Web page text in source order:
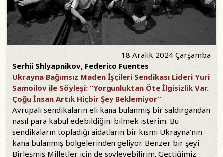
18 Aralık 2024 Çarşamba
Serhii Shlyapnikov, Federico Fuentes
Ukrayna Bağımsız Maden İşçileri Sendikası Lideri Yuri
Samoilov ile Söyleşi: “Yorgunluktan Öte İlgisizlik Var.
Çoğu İnsan Artık Hiçbir Şey Beklemiyor”
Avrupalı sendikaların eli kana bulanmış bir saldırgandan
nasıl para kabul edebildiğini bilmek isterim. Bu
sendikaların topladığı aidatların bir kısmı Ukrayna'nın
kana bulanmış bölgelerinden geliyor. Benzer bir şeyi
Birleşmiş Milletler için de söyleyebilirim. Geçtiğimiz